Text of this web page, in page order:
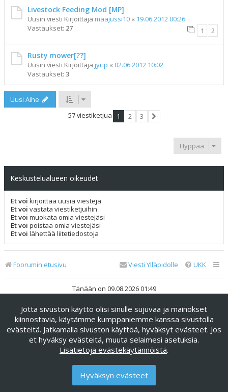
Livestock Feeding Mod [MP]
Uusin viesti Kirjoittaja maajussi10 « 19.06.2012 00:26
Vastaukset: 27 1 2
Rusty mower[??]
Uusin viesti Kirjoittaja jyrip « 02.06.2012 10:02
Vastaukset: 3
Uusi Aihe
57 viestiketjua
1 2
3
Hyppää
Keskustelualueen oikeudet
Et voi kirjoittaa uusia viestejä
Et voi vastata viestiketjuihin
Et voi muokata omia viestejäsi
Et voi poistaa omia viestejäsi
Et voi lähettää liitetiedostoja
Foorumin etusivu UKK
Viesti Ylläpidolle
Tänään on 09.08.2026 01:49
Keskustelufoorumin ohjelmistophpBB® Forum Software ©
phpBB Limited
Käännös: phpBB Suomi (lurttinen, harritapio, Pettis)
phpBB Metro Theme byPixelGoose Studio
Yksityisyys|Ehdot
Jotta sivuston käyttö olisi sinulle sujuvaa ja mainokset
kiinnostavia, käytämme kumppaniemme kanssa sivustolla
evästeitä. Jatkamalla sivuston käyttöä, hyväksyt evästeet. Jos
et hyväksy evästeitä, muuta selaimesi asetuksia.
Lisätietoja evästekäytännöistä.
Hyväksyn evästeet